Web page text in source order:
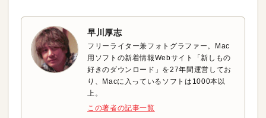
早川厚志
フリーライター兼フォトグラファー。Mac
用ソフトの新着情報Webサイト「新しもの
好きのダウンロード」を27年間運営してお
り、Macに入っているソフトは1000本以
上。
この著者の記事一覧